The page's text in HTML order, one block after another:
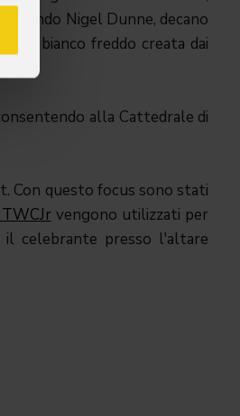
Nigel Dunne, decano
bianco freddo creata dai
alla Cattedrale di
Con questo focus sono stati
vengono utilizzati per
celebrante presso l'altare